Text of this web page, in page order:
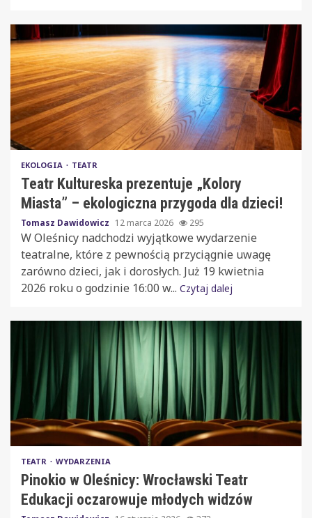
EKOLOGIA TEATR
Teatr Kultureska prezentuje „Kolory
Miasta” – ekologiczna przygoda dla dzieci!
Tomasz Dawidowicz 12 marca 2026 295
W Oleśnicy nadchodzi wyjątkowe wydarzenie
teatralne, które z pewnością przyciągnie uwagę
zarówno dzieci, jak i dorosłych. Już 19 kwietnia
2026 roku o godzinie 16:00 w... Czytaj dalej
TEATR WYDARZENIA
Pinokio w Oleśnicy: Wrocławski Teatr
Edukacji oczarowuje młodych widzów